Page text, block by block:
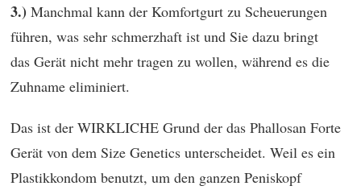
3.) Manchmal kann der Komfortgurt zu Scheuerungen
führen, was sehr schmerzhaft ist und Sie dazu bringt
das Gerät nicht mehr tragen zu wollen, während es die
Zuhname eliminiert.
Das ist der WIRKLICHE Grund der das Phallosan Forte
Gerät von dem Size Genetics unterscheidet. Weil es ein
Plastikkondom benutzt, um den ganzen Peniskopf